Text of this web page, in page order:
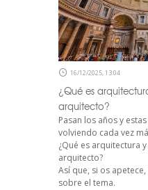
16/12/2025, 13:04
¿Qué es
arquitecto?
Pasan los años y
volviendo cada vez
¿Qué es arquitectura
arquitecto?
Así que, si os
sobre el tema.